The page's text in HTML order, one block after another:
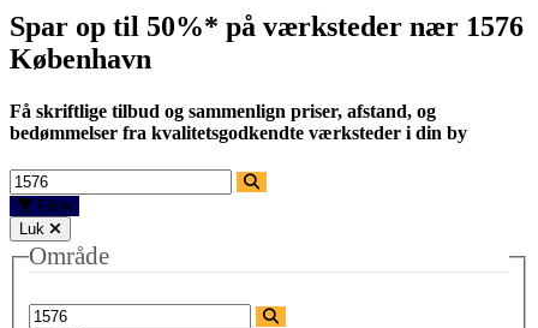
Spar op til 50%* på værksteder nær 1576
København
Få skriftlige tilbud og sammenlign priser, afstand, og
bedømmelser fra kvalitetsgodkendte værksteder i din by
Filtre
Luk
Område